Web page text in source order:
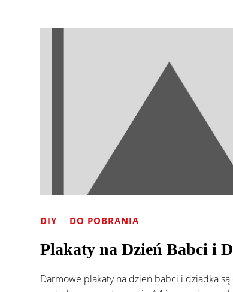
DIY DO POBRANIA
Plakaty na Dzień Babci i
Darmowe plakaty na dzień babci i dziadka